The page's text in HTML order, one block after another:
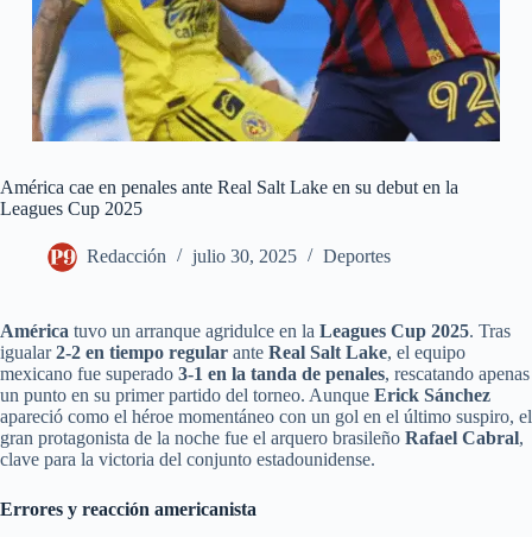
América cae en penales ante Real Salt Lake en su debut en la
Leagues Cup 2025
Redacción julio 30, 2025 Deportes
América tuvo un arranque agridulce en la Leagues Cup 2025. Tras
igualar2-2 en tiempo regular ante Real Salt Lake, el equipo
mexicano fue superado 3-1 en la tanda de penales, rescatando apenas
un punto en su primer partido del torneo. Aunque Erick Sánchez
apareció como el héroe momentáneo con un gol en el último suspiro, el
gran protagonista de la noche fue el arquero brasileño Rafael Cabral,
clave para la victoria del conjunto estadounidense.
Errores y reacción americanista